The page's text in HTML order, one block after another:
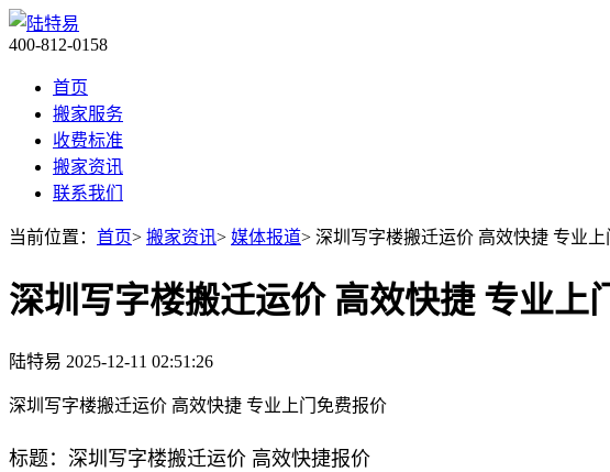
400-812-0158
首页
搬家服务
收费标准
搬家资讯
联系我们
当前位置： 首页> 搬家资讯> 媒体报道> 深圳写字楼搬迁运价 高效快捷 专业
深圳写字楼搬迁运价 高效快捷 专业上
陆特易 2025-12-11 02:51:26
深圳写字楼搬迁运价 高效快捷 专业上门免费报价
标题：深圳写字楼搬迁运价 高效快捷报价